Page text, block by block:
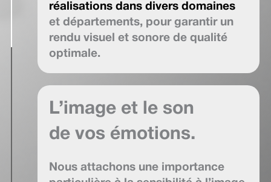
réalisations dans divers domaines
et départements, pour garantir un
rendu visuel et sonore de qualité
optimale.
L’image et le son
de vos émotions.
Nous attachons une importance